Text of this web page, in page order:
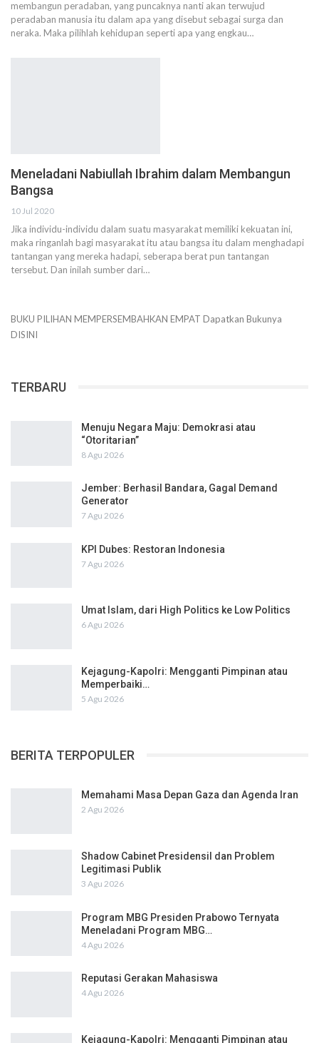
membangun peradaban, yang puncaknya nanti akan terwujud
peradaban manusia itu dalam apa yang disebut sebagai surga dan
neraka. Maka pilihlah kehidupan seperti apa yang engkau…
Meneladani Nabiullah Ibrahim dalam Membangun
Bangsa
10 Jul 2020
Jika individu-individu dalam suatu masyarakat memiliki kekuatan ini,
maka ringanlah bagi masyarakat itu atau bangsa itu dalam menghadapi
tantangan yang mereka hadapi, seberapa berat pun tantangan
tersebut. Dan inilah sumber dari…
BUKU PILIHAN MEMPERSEMBAHKAN EMPAT Dapatkan Bukunya
DISINI
TERBARU
Menuju Negara Maju: Demokrasi atau
“Otoritarian”
8 Agu 2026
Jember: Berhasil Bandara, Gagal Demand
Generator
7 Agu 2026
KPI Dubes: Restoran Indonesia
7 Agu 2026
Umat Islam, dari High Politics ke Low Politics
6 Agu 2026
Kejagung-Kapolri: Mengganti Pimpinan atau
Memperbaiki…
5 Agu 2026
BERITA TERPOPULER
Memahami Masa Depan Gaza dan Agenda Iran
2 Agu 2026
Shadow Cabinet Presidensil dan Problem
Legitimasi Publik
3 Agu 2026
Program MBG Presiden Prabowo Ternyata
Meneladani Program MBG…
4 Agu 2026
Reputasi Gerakan Mahasiswa
4 Agu 2026
Kejagung-Kapolri: Mengganti Pimpinan atau